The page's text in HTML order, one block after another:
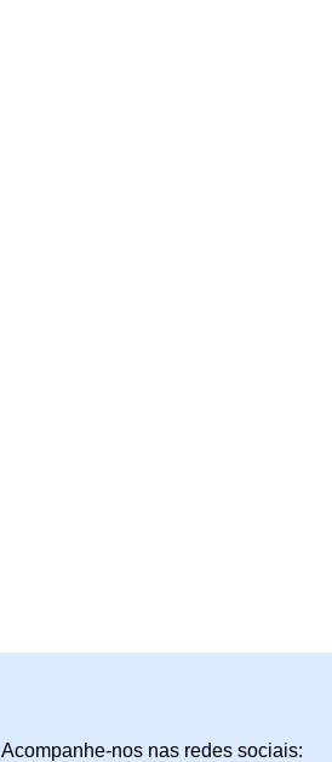
Acompanhe-nos nas redes sociais: